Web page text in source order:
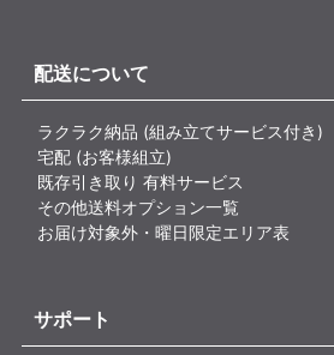
配送について
ラクラク納品 (組み立てサービス付き)
宅配 (お客様組立)
既存引き取り 有料サービス
その他送料オプション一覧
お届け対象外・曜日限定エリア表
サポート